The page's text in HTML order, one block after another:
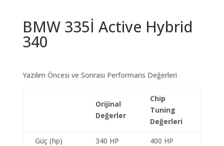
BMW 335İ Active Hybrid
340
Yazılım Öncesi ve Sonrası Performans Değerleri
Orijinal
Değerler
Chip
Tuning
Değerleri
Güç (hp) 340 HP
400 HP